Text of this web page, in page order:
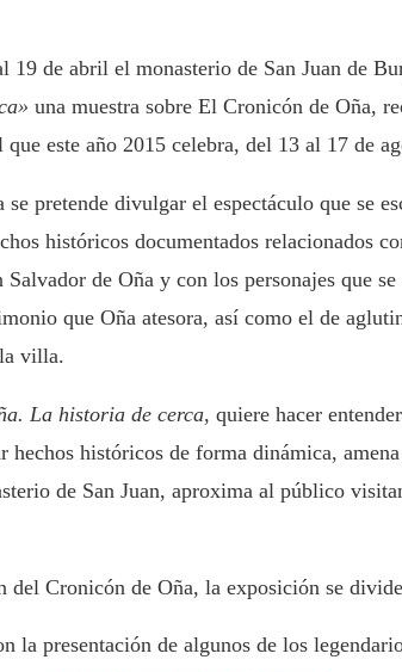
19 de abril el monasterio de San Juan de
una muestra sobre El Cronicón de Oña,
que este año 2015 celebra, del 13 al 17 de
pretende divulgar el espectáculo que se
históricos documentados relacionados
Salvador de Oña y con los personajes que
que Oña atesora, así como el de
villa.
La historia de cerca, quiere hacer
hechos históricos de forma dinámica,
de San Juan, aproxima al público
del Cronicón de Oña, la exposición se
la presentación de algunos de los